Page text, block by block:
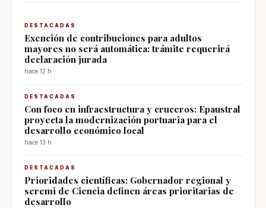
DESTACADAS
Exención de contribuciones para adultos
mayores no será automática: trámite requerirá
declaración jurada
hace 12 h
DESTACADAS
Con foco en infraestructura y cruceros: Epaustral
proyecta la modernización portuaria para el
desarrollo económico local
hace 13 h
DESTACADAS
Prioridades científicas: Gobernador regional y
seremi de Ciencia definen áreas prioritarias de
desarrollo